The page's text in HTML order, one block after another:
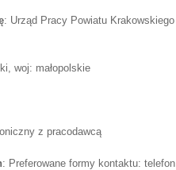
: Urząd Pracy Powiatu Krakowskiego
woj: małopolskie
z pracodawcą
: Preferowane formy kontaktu: telefon